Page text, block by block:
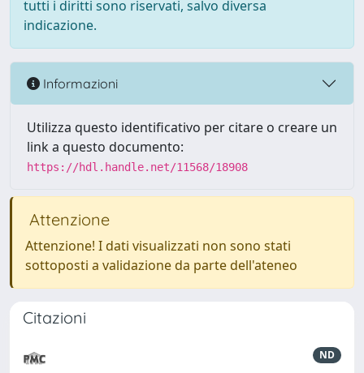
tutti i diritti sono riservati, salvo diversa
indicazione.
Informazioni
Utilizza questo identificativo per citare o creare un
link a questo documento:
https://hdl.handle.net/11568/18908
Attenzione
Attenzione! I dati visualizzati non sono stati
sottoposti a validazione da parte dell'ateneo
Citazioni
ND